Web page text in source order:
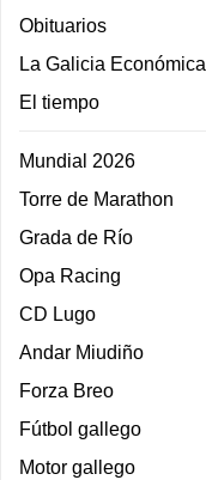
Obituarios
La Galicia Económica
El tiempo
Mundial 2026
Torre de Marathon
Grada de Río
Opa Racing
CD Lugo
Andar Miudiño
Forza Breo
Fútbol gallego
Motor gallego